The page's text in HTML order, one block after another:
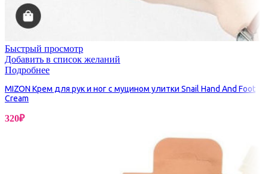
Быстрый просмотр
Добавить в список желаний
Подробнее
MIZON Крем для рук и ног с муцином улитки Snail Hand And Foot
Cream
320₽